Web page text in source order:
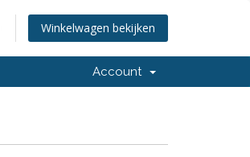
Winkelwagen bekijken
Account